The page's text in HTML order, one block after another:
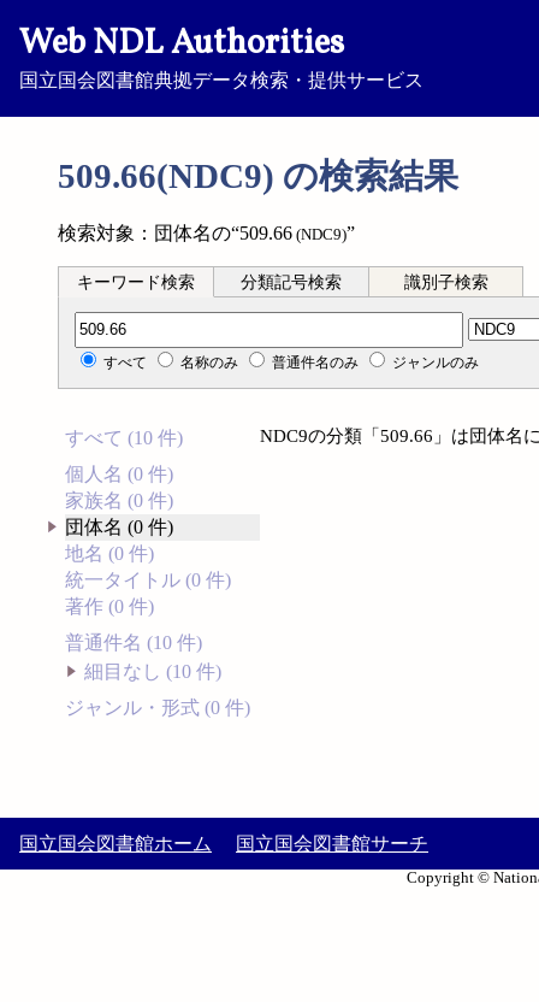
Web NDL Authorities
国立国会図書館典拠データ検索・提供サービス
509.66(NDC9) の検索結果
検索対象：団体名の“509.66 (NDC9)”
キーワード検索 分類記号検索 識別子検索
分類記号検索
すべて 名称のみ 普通件名のみ ジャンルのみ
すべて (10 件)
個人名 (0 件)
家族名 (0 件)
団体名 (0 件)
地名 (0 件)
統一タイトル (0 件)
著作 (0 件)
普通件名 (10 件)
細目なし (10 件)
ジャンル・形式 (0 件)
NDC9の分類「509.66」は団体名
国立国会図書館ホーム 国立国会図書館サーチ
Copyright ©